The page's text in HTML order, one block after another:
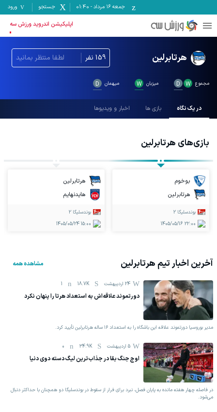
جمعه ۱۶ مرداد -
01:40 جستجو ورود
اپلیکیشن اندروید ورزش سه
هرتابرلین 159 نفر لطفا منتظر بمانید
در یک نگاه بازی ها اخبار و ویدیوها
مجموع W
D میزبان W میهمان D
بازی‌های هرتابرلین
بوخوم
هرتابرلین
بوندسلیگا 2
1405/05/16 22:00
هرتابرلین
هایدنهایم
بوندسلیگا 2
1405/05/24 15:00
آخرین اخبار تیم هرتابرلین مشاهده همه
24 اردیبهشت 18.7K
1
دورتموند علاقه‌اش به استعداد هرتا را پنهان نکرد
مدیر بوروسیا دورتموند علاقه این باشگاه را به استعداد ۱۶ ساله هرتابرلین تأیید کرد.
5 اردیبهشت 34.9K
0
اوج جنگ بقا در جذاب‌ترین لیگ دسته دوی دنیا
در فاصله چهار هفته مانده به پایان فصل، نبرد برای فرار از سقوط در بوندسلیگا دو همچنان با حداکثر دنبال
می‌شود.